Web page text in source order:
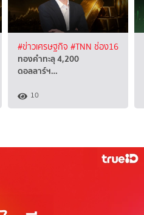
#ข่าวเศรษฐกิจ #TNN ช่อง16
ทองคำทะลุ 4,200
ดอลลาร์ฯ…
10